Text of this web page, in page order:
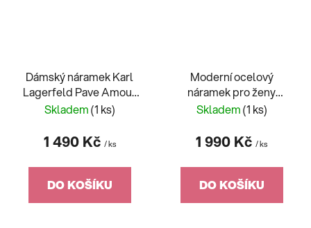
Dámský náramek Karl
Lagerfeld Pave Amour
KLBJW06
Skladem(1 ks)
1 490 Kč / ks
DO KOŠÍKU
Moderní ocelový
náramek pro ženy
Crystals KLAYC31
Skladem(1 ks)
1 990 Kč / ks
DO KOŠÍKU